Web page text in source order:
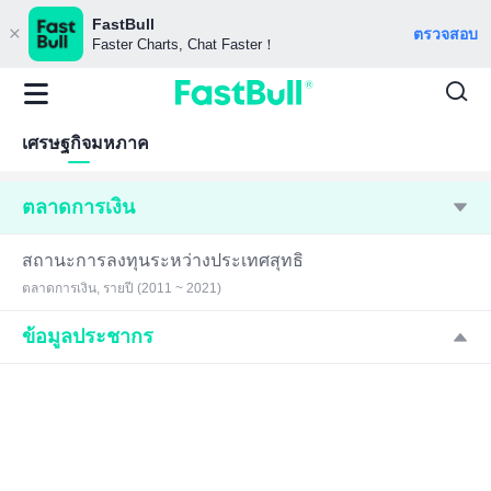
FastBull
Faster Charts, Chat Faster！
ตรวจสอบ
เศรษฐกิจมหภาค
ตลาดการเงิน
สถานะการลงทุนระหว่างประเทศสุทธิ
ตลาดการเงิน, รายปี (2011 ~ 2021)
ข้อมูลประชากร